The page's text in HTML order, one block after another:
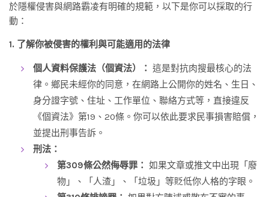
於隱權侵害與網路霸凌有明確的規範，以下是你可以採取的行
動：
1. 了解你被侵害的權利與可能適用的法律
個人資料保護法（個資法）： 這是對抗肉搜最核心的法
律。鄉民未經你的同意，在網路上公開你的姓名、生日、
身分證字號、住址、工作單位、聯絡方式等，直接違反
《個資法》第19、20條。你可以依此要求民事損害賠償，
並提出刑事告訴。
刑法：
第309條公然侮辱罪： 如果文章或推文中出現「廢
物」、「人渣」、「垃圾」等貶低你人格的字眼。